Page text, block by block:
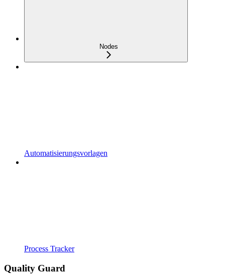
Nodes
Automatisierungsvorlagen
Process Tracker
Quality Guard